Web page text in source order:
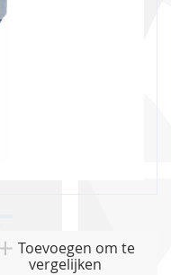
Toevoegen om te
vergelijken